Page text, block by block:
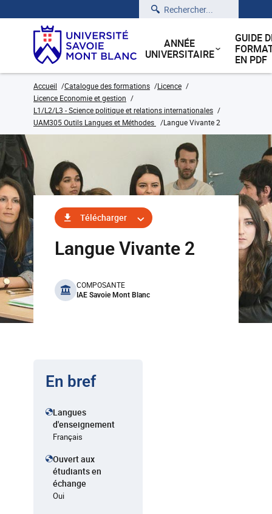
Rechercher
ANNÉE
UNIVERSITAIRE
GUIDE
EN PDF
Accueil Catalogue des formations
Licence
Licence Economie et gestion
L1/L2/L3 - Science politique et relations internationales
UAM305 Outils Langues et Méthodes
Langue Vivante 2
Télécharger
Langue Vivante 2
benefits
COMPOSANTE
IAE Savoie Mont Blanc
En bref
Langues
d'enseignement
Français
Ouvert aux
étudiants en
échange
Oui